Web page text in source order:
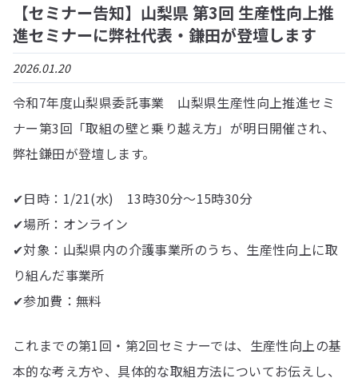
【セミナー告知】山梨県 第3回 生産性向上推
進セミナーに弊社代表・鎌田が登壇します
2026.01.20
令和7年度山梨県委託事業 山梨県生産性向上推進セミ
ナー第3回「取組の壁と乗り越え方」が明日開催され、
弊社鎌田が登壇します。
✔︎日時：1/21(水) 13時30分〜15時30分
✔︎場所：オンライン
✔︎対象：山梨県内の介護事業所のうち、生産性向上に取
り組んだ事業所
✔︎参加費：無料
これまでの第1回・第2回セミナーでは、生産性向上の基
本的な考え方や、具体的な取組方法についてお伝えし、